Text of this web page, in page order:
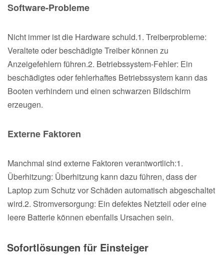
Software-Probleme
Nicht immer ist die Hardware schuld.1. Treiberprobleme:
Veraltete oder beschädigte Treiber können zu
Anzeigefehlern führen.2. Betriebssystem-Fehler: Ein
beschädigtes oder fehlerhaftes Betriebssystem kann das
Booten verhindern und einen schwarzen Bildschirm
erzeugen.
Externe Faktoren
Manchmal sind externe Faktoren verantwortlich:1.
Überhitzung: Überhitzung kann dazu führen, dass der
Laptop zum Schutz vor Schäden automatisch abgeschaltet
wird.2. Stromversorgung: Ein defektes Netzteil oder eine
leere Batterie können ebenfalls Ursachen sein.
Sofortlösungen für Einsteiger